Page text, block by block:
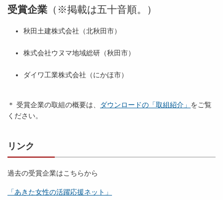
受賞企業 （※掲載は五十音順。）
秋田土建株式会社（北秋田市）
株式会社ウヌマ地域総研（秋田市）
ダイワ工業株式会社（にかほ市）
＊ 受賞企業の取組の概要は、 ダウンロードの「取組紹介」 をご覧
ください。
リンク
過去の受賞企業はこちらから
「あきた女性の活躍応援ネット」